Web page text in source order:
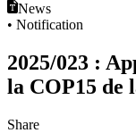
News
• Notification
2025/023 :
la COP15 de
Share